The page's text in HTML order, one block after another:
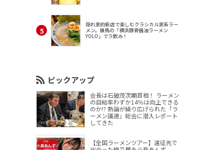
隠れ家的新店で楽しむクラシカル家系ラー
メン。練馬の「横浜豚骨醤油ラーメン
YOLO」でラ飲み！
ピックアップ
会長は石破茂次期首相！ ラーメン
の自給率わずか14％は向上できる
のか!? 熱論が繰り広げられた「ラ
ーメン議連」総会に潜入レポート
してきた
【全国ラーメンツアー】遠征先で